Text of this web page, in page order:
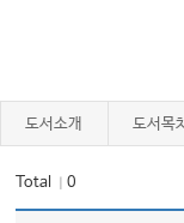
도서소개 도서목
Total ｜0